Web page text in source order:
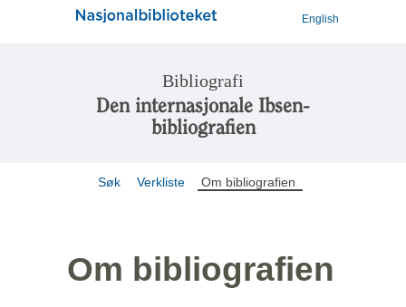
English
Bibliografi
Den internasjonale Ibsen-
bibliografien
Søk Verkliste Om bibliografien
Om bibliografien